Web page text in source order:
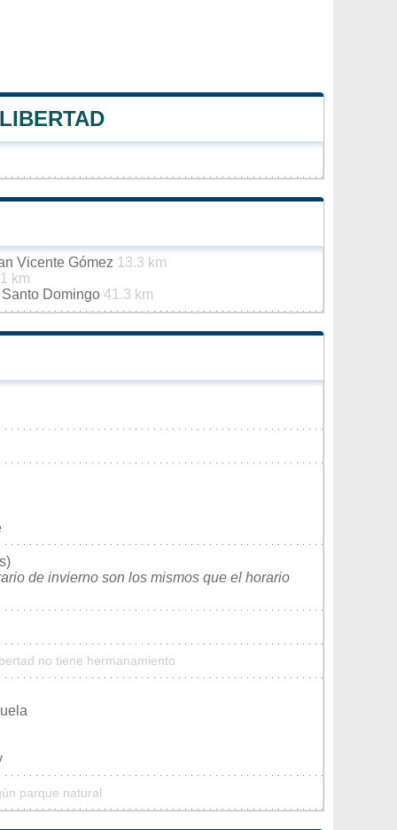
Vicente Gómez 13.3 km
km
Domingo 41.3 km
de invierno son los mismos que el horario
no tiene hermanamiento
parque natural